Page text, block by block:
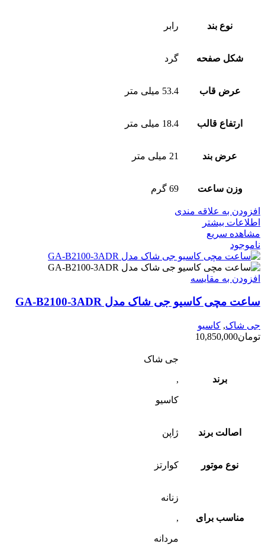
نوع بند رابر
شکل صفحه گرد
عرض قاب 53.4 میلی متر
ارتفاع قالب 18.4 میلی متر
عرض بند 21 میلی متر
وزن ساعت 69 گرم
افزودن به علاقه مندی
اطلاعات بیشتر
مشاهده سریع
ناموجود
افزودن به مقایسه
ساعت مچی کاسیو جی شاک مدل GA-B2100-3ADR
جی شاک, کاسیو
تومان10,850,000
برند
جی شاک
,
کاسیو
اصالت برند ژاپن
نوع موتور کوارتز
مناسب برای
زنانه
,
مردانه